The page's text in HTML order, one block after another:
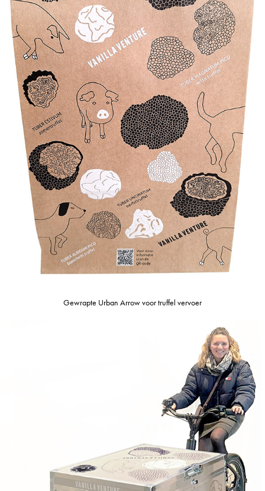
Gewrapte Urban Arrow voor truffel vervoer